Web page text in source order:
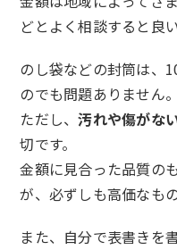
どとよく相談すると良
のし袋などの封筒は、
のでも問題ありません。
ただし、汚れや傷がな
切です。
金額に見合った品質の
が、必ずしも高価なも
また、自分で表書きを